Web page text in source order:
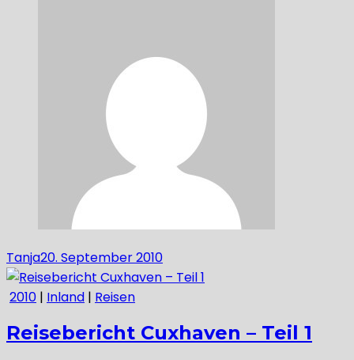
Tanja20. September 2010
2010 | Inland | Reisen
Reisebericht Cuxhaven – Teil 1